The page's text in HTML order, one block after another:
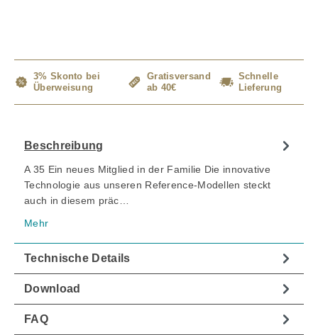
3% Skonto bei
Überweisung
Gratisversand
ab 40€
Schnelle
Lieferung
Beschreibung
A 35 Ein neues Mitglied in der Familie Die innovative
Technologie aus unseren Reference-Modellen steckt
auch in diesem präc…
Mehr
Technische Details
Download
FAQ